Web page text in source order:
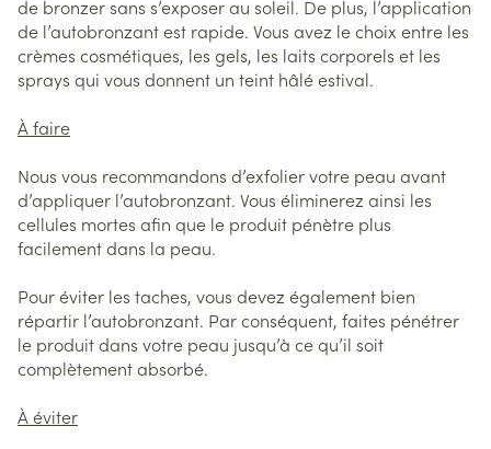
de bronzer sans s’exposer au soleil. De plus, l’application
de l’autobronzant est rapide. Vous avez le choix entre les
crèmes cosmétiques, les gels, les laits corporels et les
sprays qui vous donnent un teint hâlé estival.
À faire
Nous vous recommandons d’exfolier votre peau avant
d’appliquer l’autobronzant. Vous éliminerez ainsi les
cellules mortes afin que le produit pénètre plus
facilement dans la peau.
Pour éviter les taches, vous devez également bien
répartir l’autobronzant. Par conséquent, faites pénétrer
le produit dans votre peau jusqu’à ce qu’il soit
complètement absorbé.
À éviter